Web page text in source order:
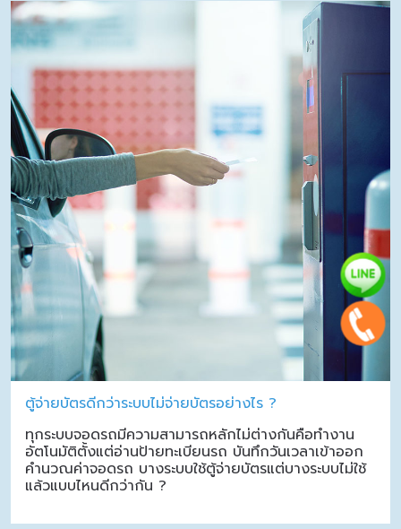
ตู้จ่ายบัตรดีกว่าระบบไม่จ่ายบัตรอย่างไร ?
ทุกระบบจอดรถมีความสามารถหลักไม่ต่างกันคือทำงาน
อัตโนมัติตั้งแต่อ่านป้ายทะเบียนรถ บันทึกวันเวลาเข้าออก
คำนวณค่าจอดรถ บางระบบใช้ตู้จ่ายบัตรแต่บางระบบไม่ใช้
แล้วแบบไหนดีกว่ากัน ?